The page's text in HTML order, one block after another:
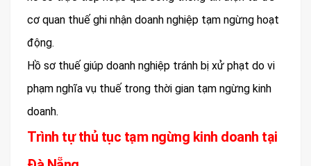
cơ quan thuế ghi nhận doanh nghiệp tạm ngừng hoạt
động.
Hồ sơ thuế giúp doanh nghiệp tránh bị xử phạt do vi
phạm nghĩa vụ thuế trong thời gian tạm ngừng kinh
doanh.
Trình tự thủ tục tạm ngừng kinh doanh tại